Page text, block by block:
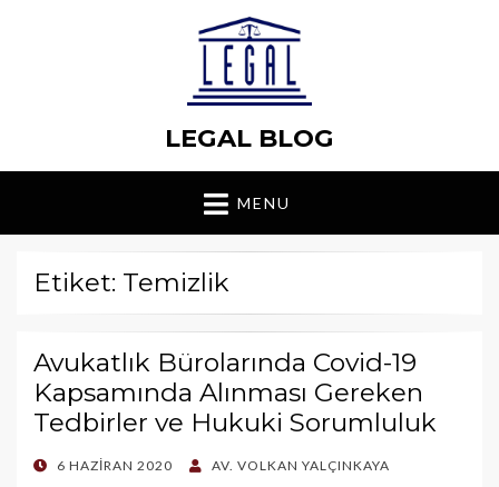
LEGAL BLOG
MENU
Etiket: Temizlik
Avukatlık Bürolarında Covid-19
Kapsamında Alınması Gereken
Tedbirler ve Hukuki Sorumluluk
POSTED
6 HAZIRAN 2020 AV. VOLKAN YALÇINKAYA